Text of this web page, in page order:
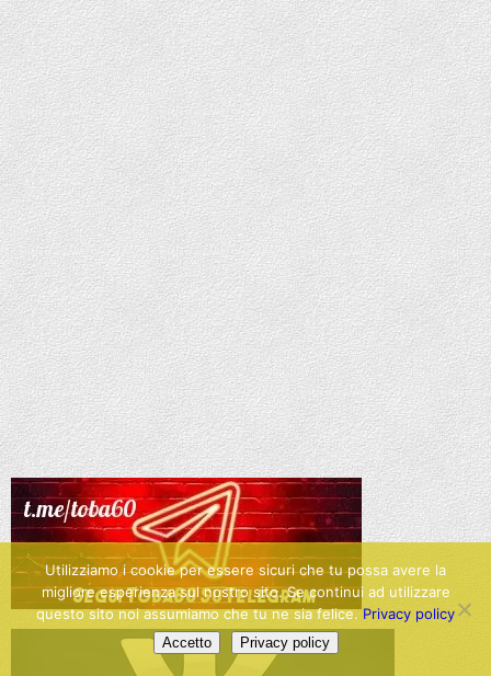
Utilizziamo i cookie per essere sicuri che tu possa avere la
migliore esperienza sul nostro sito. Se continui ad utilizzare
questo sito noi assumiamo che tu ne sia felice.Privacy policy
Accetto Privacy policy